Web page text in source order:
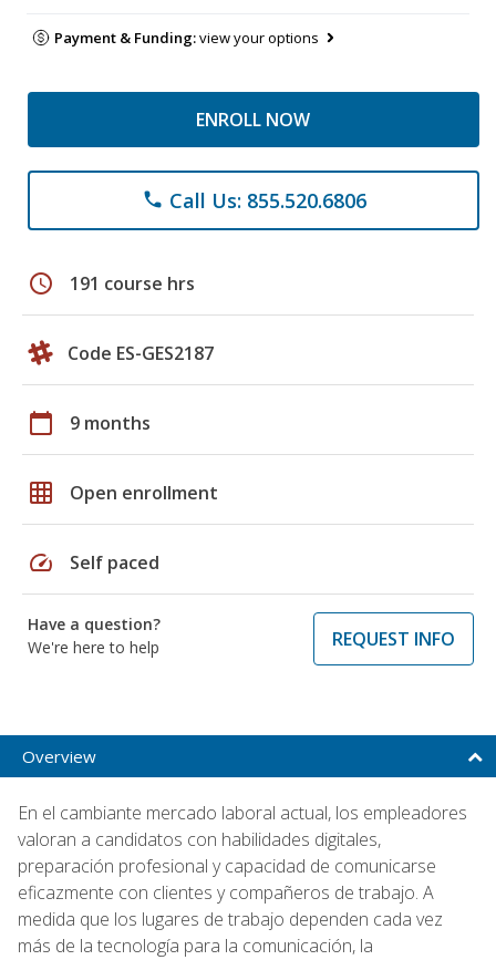
Payment & Funding:view your options
ENROLL NOW
phone Call Us: 855.520.6806
schedule 191 course hrs
Code ES-GES2187
calendar_today 9 months
grid_on Open enrollment
speed Self paced
Have a question?
We're here to help
REQUEST INFO
Overview
En el cambiante mercado laboral actual, los empleadores
valoran a candidatos con habilidades digitales,
preparación profesional y capacidad de comunicarse
eficazmente con clientes y compañeros de trabajo. A
medida que los lugares de trabajo dependen cada vez
más de la tecnología para la comunicación, la